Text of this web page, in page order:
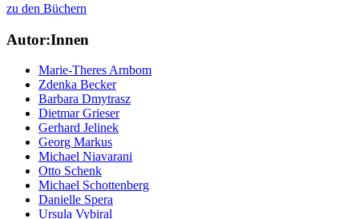
zu den Büchern
Autor:Innen
Marie-Theres Arnbom
Zdenka Becker
Barbara Dmytrasz
Dietmar Grieser
Gerhard Jelinek
Georg Markus
Michael Niavarani
Otto Schenk
Michael Schottenberg
Danielle Spera
Ursula Vybiral